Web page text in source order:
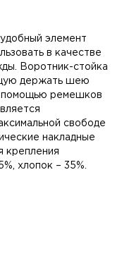
элемент
в качестве
Воротник-стойка
держать шею
помощью ремешков
свободе
накладные
крепления
хлопок – 35%.